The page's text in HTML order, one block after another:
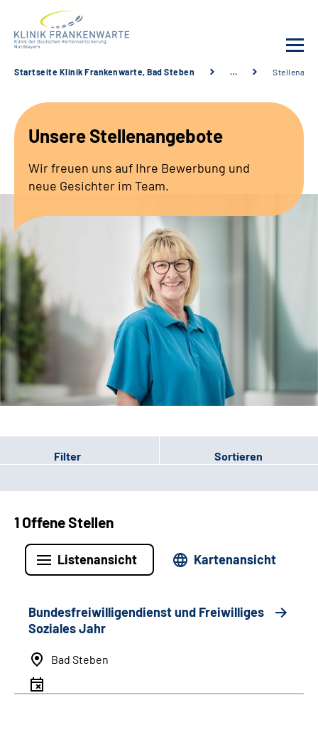
Leistungsangebot
Fachbereiche
Service
Karriere
Suche
Leichte Sprache
Gebärdensprache
Patienten-Login
Startseite Klinik Frankenwarte, Bad Steben …
Unsere Stellenangebote
Wir freuen uns auf Ihre Bewerbung und
neue Gesichter im Team.
Filter Sortieren
1 Offene Stellen
Listenansicht Kartenansicht
Bundesfreiwilligendienst und Freiwilliges
Soziales Jahr
Bad Steben